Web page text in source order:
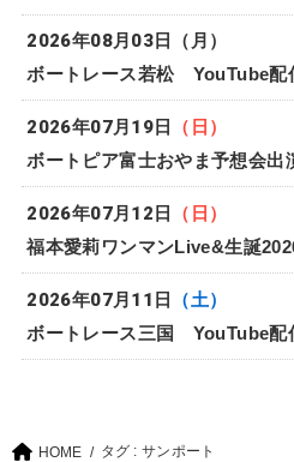
ボートレース若松 YouTube配
2026年08月03日 （月）
ボートピア富士おやま予想会出
2026年07月19日 （日）
福本愛莉ワンマンLive&生誕
2026年07月12日 （日）
ボートレース三国 YouTube配
2026年07月11日 （土）
HOME タグ : サンポート